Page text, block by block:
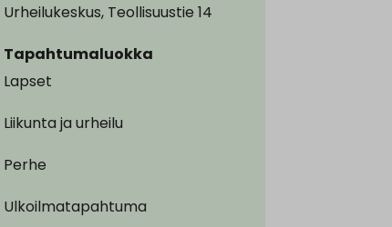
Urheilukeskus, Teollisuustie 14
Tapahtumaluokka
Lapset
Liikunta ja urheilu
Perhe
Ulkoilmatapahtuma